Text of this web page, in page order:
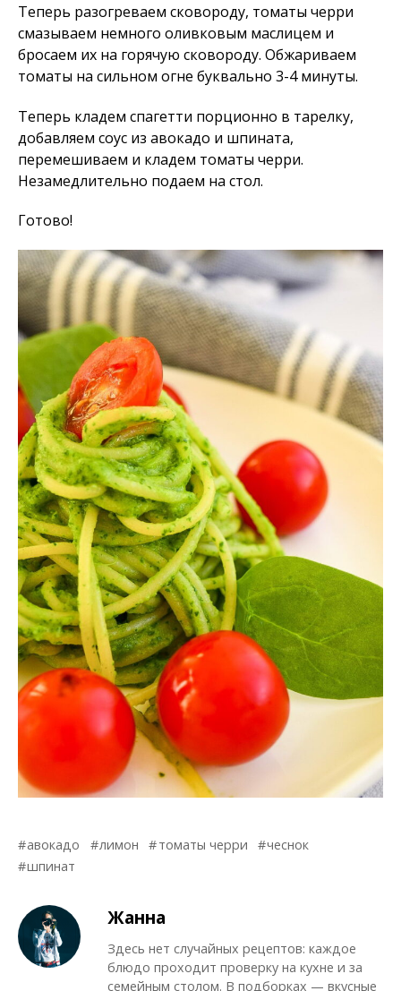
Теперь разогреваем сковороду, томаты черри
смазываем немного оливковым маслицем и
бросаем их на горячую сковороду. Обжариваем
томаты на сильном огне буквально 3-4 минуты.
Теперь кладем спагетти порционно в тарелку,
добавляем соус из авокадо и шпината,
перемешиваем и кладем томаты черри.
Незамедлительно подаем на стол.
Готово!
авокадо лимон томаты черри
чеснок
шпинат
Жанна
Здесь нет случайных рецептов: каждое
блюдо проходит проверку на кухне и за
семейным столом. В подборках — вкусные